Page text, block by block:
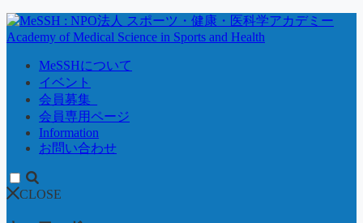
MeSSHについて
イベント
会員募集_
会員専用ページ
Information
お問い合わせ
CLOSE